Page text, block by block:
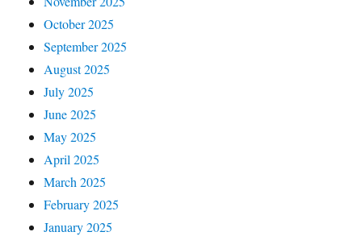
October 2025
September 2025
August 2025
July 2025
June 2025
May 2025
April 2025
March 2025
February 2025
January 2025